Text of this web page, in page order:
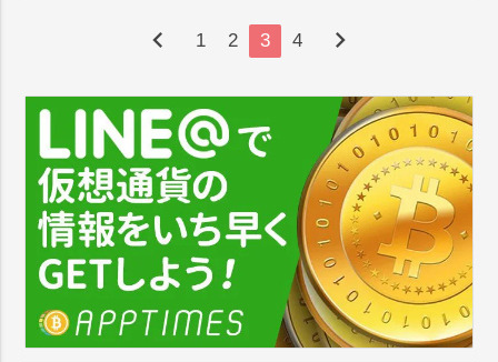
chevron_left 1 2 3 4 chevron_right